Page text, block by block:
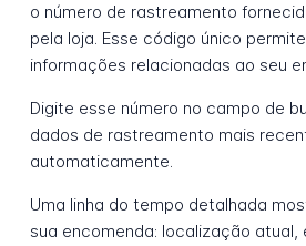
o número de rastreamento
pela loja. Esse código único
informações relacionadas ao seu
Digite esse número no campo de
dados de rastreamento mais
automaticamente.
Uma linha do tempo detalhada
sua encomenda: localização